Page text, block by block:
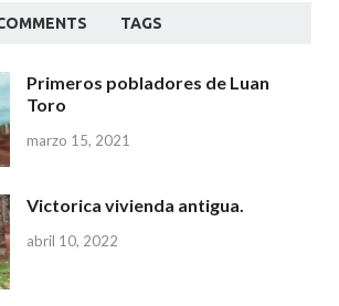
TAGS
Primeros pobladores de Luan
Toro
marzo 15, 2021
Victorica vivienda antigua.
abril 10, 2022